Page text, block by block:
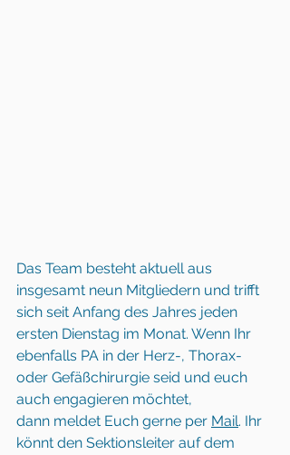
Das Team besteht aktuell aus
insgesamt neun Mitgliedern und trifft
sich seit Anfang des Jahres jeden
ersten Dienstag im Monat. Wenn Ihr
ebenfalls PA in der Herz-, Thorax-
oder Gefäßchirurgie seid und euch
auch engagieren möchtet,
dann meldet Euch gerne per Mail. Ihr
könnt den Sektionsleiter auf dem